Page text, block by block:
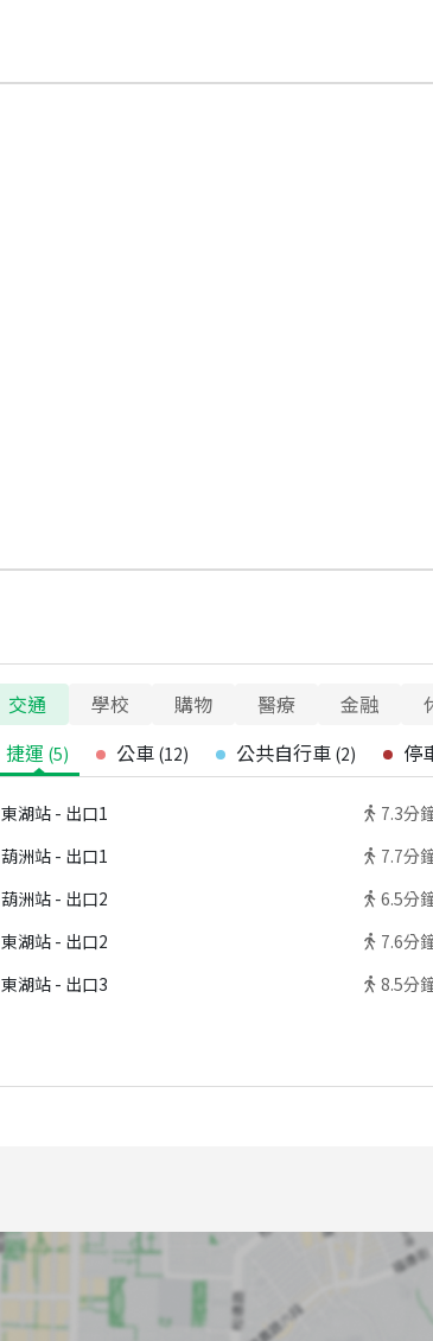
交通 學校 購物 醫療 金融
捷運 (5) 公車 (12) 公共自行車 (2) 停
東湖站 - 出口1 7.3分
葫洲站 - 出口1 7.7分
葫洲站 - 出口2 6.5分
東湖站 - 出口2 7.6分
東湖站 - 出口3 8.5分